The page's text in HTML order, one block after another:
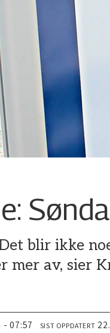
blir ikke
mer av, sier
- 07:57 SIST OPPDATERT